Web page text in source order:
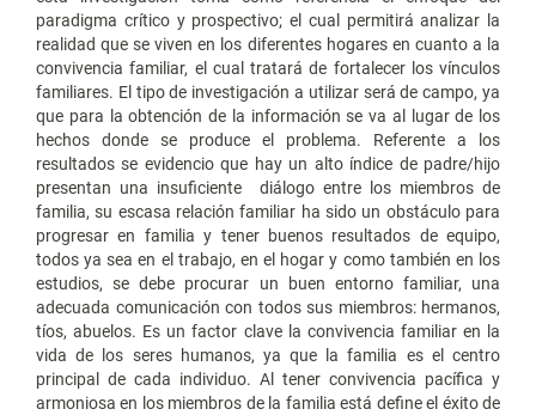
paradigma crítico y prospectivo; el cual permitirá analizar la
realidad que se viven en los diferentes hogares en cuanto a la
convivencia familiar, el cual tratará de fortalecer los vínculos
familiares. El tipo de investigación a utilizar será de campo, ya
que para la obtención de la información se va al lugar de los
hechos donde se produce el problema. Referente a los
resultados se evidencio que hay un alto índice de padre/hijo
presentan una insuficiente diálogo entre los miembros de
familia, su escasa relación familiar ha sido un obstáculo para
progresar en familia y tener buenos resultados de equipo,
todos ya sea en el trabajo, en el hogar y como también en los
estudios, se debe procurar un buen entorno familiar, una
adecuada comunicación con todos sus miembros: hermanos,
tíos, abuelos. Es un factor clave la convivencia familiar en la
vida de los seres humanos, ya que la familia es el centro
principal de cada individuo. Al tener convivencia pacífica y
armoniosa en los miembros de la familia está define el éxito de